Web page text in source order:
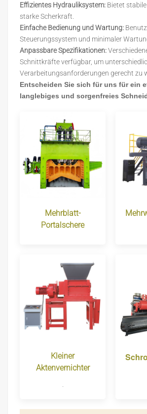
Effizientes Hydrauliksystem: Bietet
starke Scherkraft.
Einfache Bedienung und Wartung:
Steuerungssystem und minimaler
Anpassbare Spezifikationen:
Schnittkräfte verfügbar, um
Verarbeitungsanforderungen gerecht zu
Entscheiden Sie sich für uns für ein
langlebiges und sorgenfreies
Mehrblatt-
Portalschere
Kleiner
Aktenvernichter